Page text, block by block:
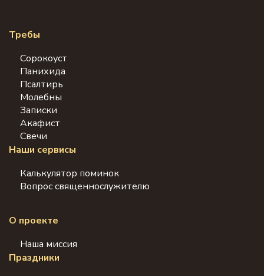
Требы
Сорокоуст
Панихида
Псалтирь
Молебны
Записки
Акафист
Свечи
Наши сервисы
Калькулятор поминок
Вопрос священнослужителю
О проекте
Наша миссия
Праздники